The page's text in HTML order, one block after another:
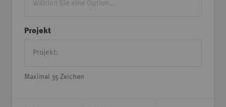
Projekt
Maximal 35 Zeichen